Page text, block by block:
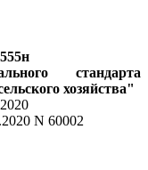
стандарта
хозяйства"
N 60002